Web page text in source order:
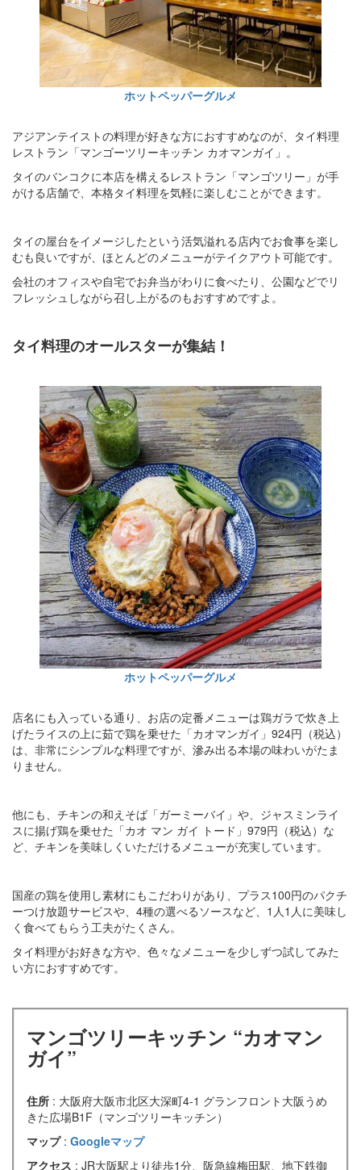
ホットペッパーグルメ
アジアンテイストの料理が好きな方におすすめなのが、タイ料理
レストラン「マンゴーツリーキッチン カオマンガイ」。
タイのバンコクに本店を構えるレストラン「マンゴツリー」が手
がける店舗で、本格タイ料理を気軽に楽しむことができます。
タイの屋台をイメージしたという活気溢れる店内でお食事を楽し
むも良いですが、ほとんどのメニューがテイクアウト可能です。
会社のオフィスや自宅でお弁当がわりに食べたり、公園などでリ
フレッシュしながら召し上がるのもおすすめですよ。
タイ料理のオールスターが集結！
ホットペッパーグルメ
店名にも入っている通り、お店の定番メニューは鶏ガラで炊き上
げたライスの上に茹で鶏を乗せた「カオマンガイ」924円（税込）
は、非常にシンプルな料理ですが、滲み出る本場の味わいがたま
りません。
他にも、チキンの和えそば「ガーミーバイ」や、ジャスミンライ
スに揚げ鶏を乗せた「カオ マン ガイ トード」979円（税込）な
ど、チキンを美味しくいただけるメニューが充実しています。
国産の鶏を使用し素材にもこだわりがあり、プラス100円のパクチ
ーつけ放題サービスや、4種の選べるソースなど、1人1人に美味し
く食べてもらう工夫がたくさん。
タイ料理がお好きな方や、色々なメニューを少しずつ試してみた
い方におすすめです。
マンゴツリーキッチン “カオマン
ガイ”
住所 : 大阪府大阪市北区大深町4-1 グランフロント大阪うめ
きた広場B1F（マンゴツリーキッチン）
マップ : Googleマップ
アクセス : JR大阪駅より徒歩1分、阪急線梅田駅、地下鉄御